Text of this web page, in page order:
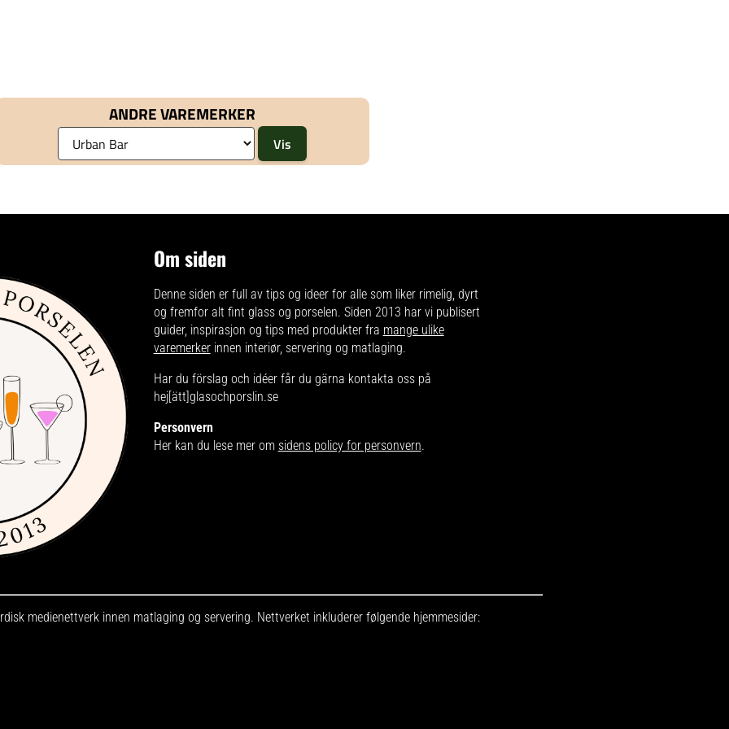
ANDRE VAREMERKER
Om siden
Denne siden er full av tips og ideer for alle som liker rimelig, dyrt
og fremfor alt fint glass og porselen. Siden 2013 har vi publisert
guider, inspirasjon og tips med produkter fra mange ulike
varemerkerinnen interiør, servering og matlaging.
Har du förslag och idéer får du gärna kontakta oss på
hej[ätt]glasochporslin.se
Personvern
Her kan du lese mer om sidens policy for personvern.
medienettverk innen matlaging og servering. Nettverket inkluderer følgende hjemmesider: